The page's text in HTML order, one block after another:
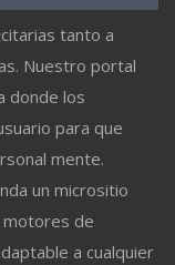
tanto a
Nuestro portal
donde los
para que
mente.
un micrositio
motores de
a cualquier